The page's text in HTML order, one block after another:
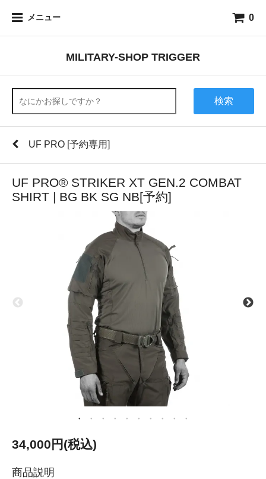
メニュー 0
MILITARY-SHOP TRIGGER
検索
UF PRO [予約専用]
UF PRO® STRIKER XT GEN.2 COMBAT
SHIRT | BG BK SG NB[予約]
34,000円(税込)
商品説明